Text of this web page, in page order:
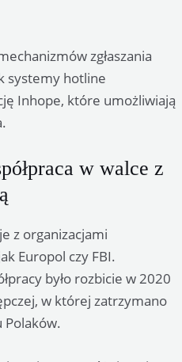
zgłaszania
systemy hotline
Inhope, które umożliwiają
w walce z
z organizacjami
Europol czy FBI.
było rozbicie w 2020
w której zatrzymano
Polaków.